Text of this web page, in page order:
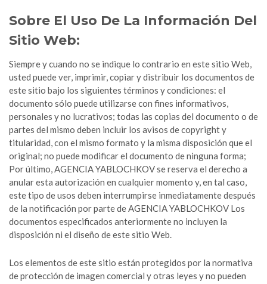
Sobre El Uso De La Información Del
Sitio Web:
Siempre y cuando no se indique lo contrario en este sitio Web,
usted puede ver, imprimir, copiar y distribuir los documentos de
este sitio bajo los siguientes términos y condiciones: el
documento sólo puede utilizarse con fines informativos,
personales y no lucrativos; todas las copias del documento o de
partes del mismo deben incluir los avisos de copyright y
titularidad, con el mismo formato y la misma disposición que el
original; no puede modificar el documento de ninguna forma;
Por último, AGENCIA YABLOCHKOV se reserva el derecho a
anular esta autorización en cualquier momento y, en tal caso,
este tipo de usos deben interrumpirse inmediatamente después
de la notificación por parte de AGENCIA YABLOCHKOV Los
documentos especificados anteriormente no incluyen la
disposición ni el diseño de este sitio Web.
Los elementos de este sitio están protegidos por la normativa
de protección de imagen comercial y otras leyes y no pueden